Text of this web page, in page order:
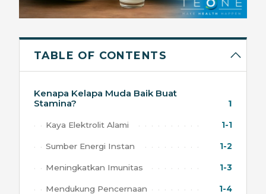
TABLE OF CONTENTS
Kenapa Kelapa Muda Baik Buat
Stamina?
1
Kaya Elektrolit Alami 1-1
Sumber Energi Instan 1-2
Meningkatkan Imunitas 1-3
Mendukung Pencernaan 1-4